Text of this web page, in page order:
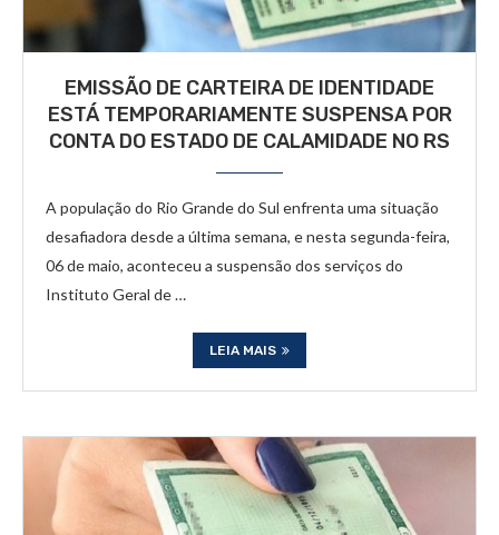
EMISSÃO DE CARTEIRA DE IDENTIDADE
ESTÁ TEMPORARIAMENTE SUSPENSA POR
CONTA DO ESTADO DE CALAMIDADE NO RS
A população do Rio Grande do Sul enfrenta uma situação
desafiadora desde a última semana, e nesta segunda-feira,
06 de maio, aconteceu a suspensão dos serviços do
Instituto Geral de …
LEIA MAIS